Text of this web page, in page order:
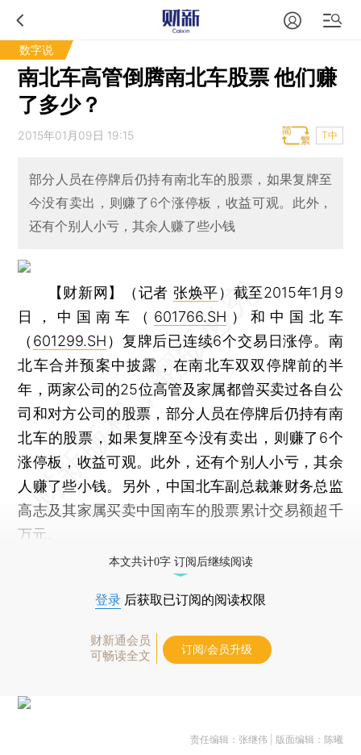
数字说
南北车高管倒腾南北车股票 他们赚
了多少？
2015年01月09日 19:15 T中
部分人员在停牌后仍持有南北车的股票，如果复牌至
今没有卖出，则赚了6个涨停板，收益可观。此外，
还有个别人小亏，其余人赚了些小钱
【财新网】（记者 张焕平） 截至2015年1月9
日，中国南车（ 601766.SH ）和中国北车
（ 601299.SH ）复牌后已连续6个交易日涨停。南
北车合并预案中披露，在南北车双双停牌前的半
年，两家公司的25位高管及家属都曾买卖过各自公
司和对方公司的股票，部分人员在停牌后仍持有南
北车的股票，如果复牌至今没有卖出，则赚了6个
涨停板，收益可观。此外，还有个别人小亏，其余
人赚了些小钱。另外，中国北车副总裁兼财务总监
高志及其家属买卖中国南车的股票累计交易额超千
万元。
本文共计0字 订阅后继续阅读
登录 后获取已订阅的阅读权限
财新通会员
可畅读全文
订阅/会员升级
责任编辑：张继伟 | 版面编辑：陈曦